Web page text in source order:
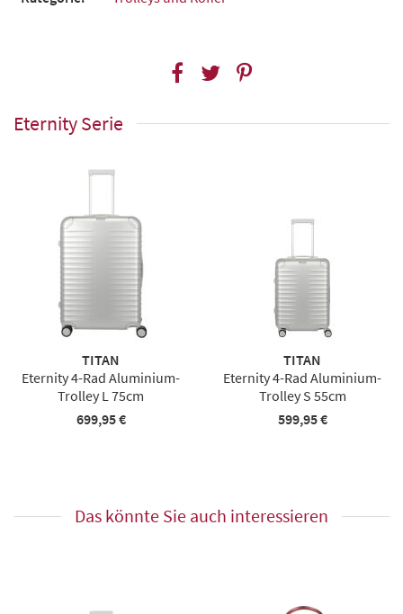
Eternity Serie
TITAN
Eternity 4-Rad Aluminium-
Trolley L 75cm
699,95 €
TITAN
Eternity 4-Rad Aluminium-
Trolley S 55cm
599,95 €
Das könnte Sie auch interessieren